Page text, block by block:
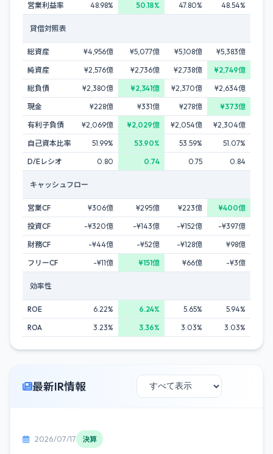
営業利益率
48.98% 50.18% 47.80% 48.54%
貸借対照表
総資産 ¥4,956億 ¥5,077億 ¥5,108億
¥5,383億
純資産
¥2,576億 ¥2,736億 ¥2,738億
¥2,749億
総負債
¥2,380億 ¥2,341億 ¥2,370億
¥2,634億
現金
¥228億 ¥331億 ¥278億
¥373億
有利子負債
¥2,069億 ¥2,029億 ¥2,054億
¥2,304億
自己資本比率
51.99% 53.90% 53.59%
51.07%
D/Eレシオ
0.80 0.74 0.75 0.84
キャッシュフロー
営業CF ¥306億 ¥295億 ¥223億
¥400億
投資CF
-¥320億 -¥143億 -¥152億
-¥397億
財務CF
-¥44億 -¥52億 -¥128億
¥98億
フリーCF
-¥11億 ¥151億 ¥66億 -¥3億
効率性
ROE 6.22% 6.24% 5.65%
5.94%
ROA
3.23% 3.36% 3.03% 3.03%
最新IR情報
2026/07/17 決算